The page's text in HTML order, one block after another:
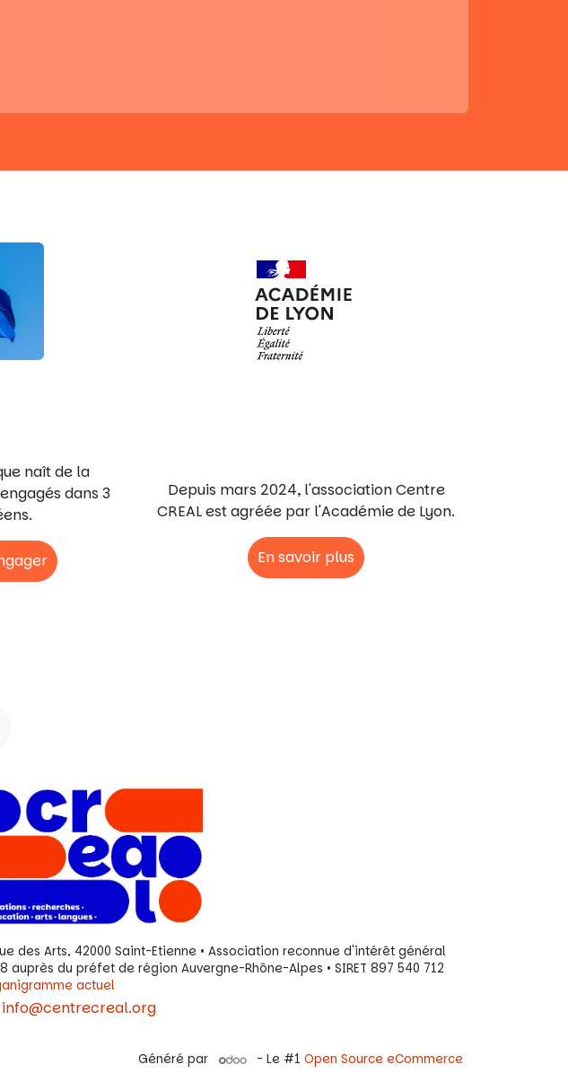
naît de la
dans 3
Depuis mars 2024, l'association Centre
CREAL est agréée par l'Académie de Lyon.
En savoir plus
des Arts, 42000 Saint-Etienne • Association reconnue d'intérêt général
du préfet de région Auvergne-Rhône-Alpes • SIRET 897 540 712
actuel
info@centrecreal.org
Généré par - Le #1 Open Source eCommerce